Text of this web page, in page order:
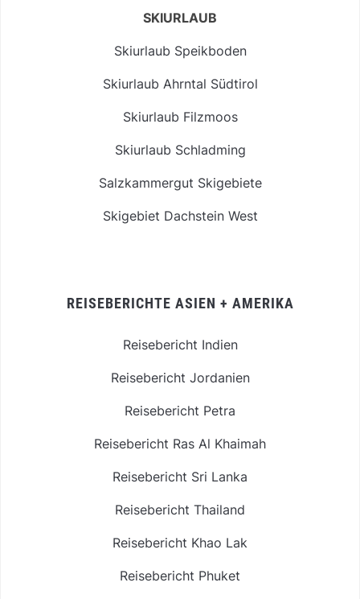
SKIURLAUB
Skiurlaub Speikboden
Skiurlaub Ahrntal Südtirol
Skiurlaub Filzmoos
Skiurlaub Schladming
Salzkammergut Skigebiete
Skigebiet Dachstein West
REISEBERICHTE ASIEN + AMERIKA
Reisebericht Indien
Reisebericht Jordanien
Reisebericht Petra
Reisebericht Ras Al Khaimah
Reisebericht Sri Lanka
Reisebericht Thailand
Reisebericht Khao Lak
Reisebericht Phuket